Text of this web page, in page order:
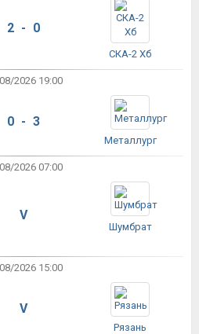
2 - 0
СКА-2 Хб
2026 19:00
0 - 3
Металлург
2026 07:00
V
Шумбрат
2026 15:00
V
Рязань